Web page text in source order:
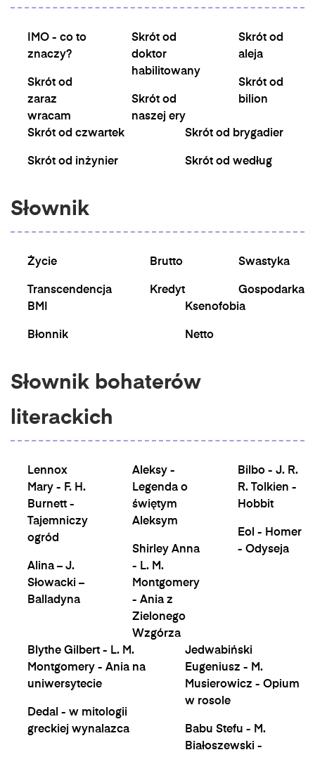
IMO - co to
znaczy?
Skrót od
zaraz
wracam
Skrót od
doktor
habilitowany
Skrót od
naszej ery
Skrót od
aleja
Skrót od
bilion
Skrót od czwartek
Skrót od inżynier
Skrót od brygadier
Skrót od według
Słownik
Życie
Transcendencja
Brutto
Kredyt
Swastyka
Gospodarka
BMI
Błonnik
Ksenofobia
Netto
Słownik bohaterów
literackich
Lennox
Mary - F. H.
Burnett -
Tajemniczy
ogród
Alina – J.
Słowacki –
Balladyna
Aleksy -
Legenda o
świętym
Aleksym
Shirley Anna
- L. M.
Montgomery
- Ania z
Zielonego
Wzgórza
Bilbo - J. R.
R. Tolkien -
Hobbit
Eol - Homer
- Odyseja
Blythe Gilbert - L. M.
Montgomery - Ania na
uniwersytecie
Dedal - w mitologii
greckiej wynalazca
Jedwabiński
Eugeniusz - M.
Musierowicz - Opium
w rosole
Babu Stefu - M.
Białoszewski -